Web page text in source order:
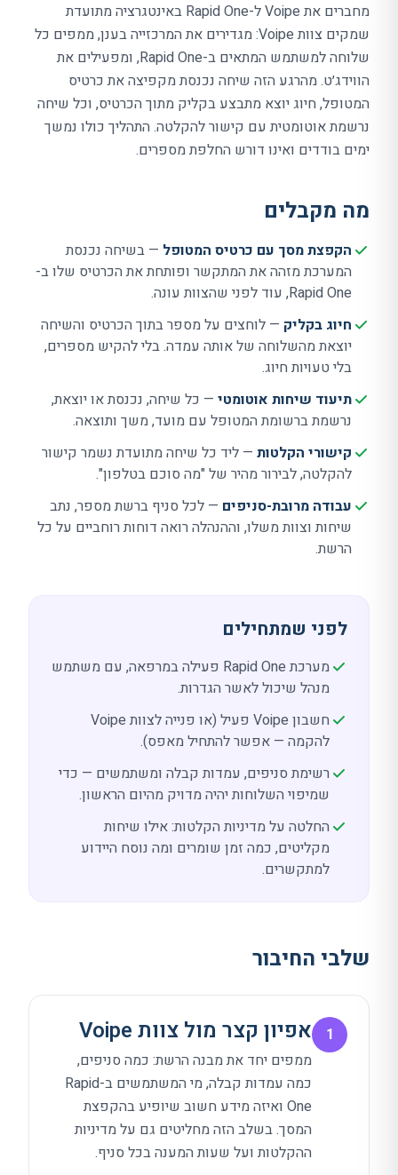
מחברים את Voipe ל- Rapid One באינטגרציה מתועדת
שמקים צוות Voipe: מגדירים את המרכזייה בענן, ממפים כל
שלוחה למשתמש המתאים ב-Rapid One, ומפעילים את
הווידג׳ט. מהרגע הזה שיחה נכנסת מקפיצה את כרטיס
המטופל, חיוג יוצא מתבצע בקליק מתוך הכרטיס, וכל שיחה
נרשמת אוטומטית עם קישור להקלטה. התהליך כולו נמשך
ימים בודדים ואינו דורש החלפת מספרים.
מה מקבלים
הקפצת מסך עם כרטיס המטופל — בשיחה נכנסת
המערכת מזהה את המתקשר ופותחת את הכרטיס שלו ב-
Rapid One, עוד לפני שהצוות עונה.
חיוג בקליק — לוחצים על מספר בתוך הכרטיס והשיחה
יוצאת מהשלוחה של אותה עמדה. בלי להקיש מספרים,
בלי טעויות חיוג.
תיעוד שיחות אוטומטי — כל שיחה, נכנסת או יוצאת,
נרשמת ברשומת המטופל עם מועד, משך ותוצאה.
קישורי הקלטות — ליד כל שיחה מתועדת נשמר קישור
להקלטה, לבירור מהיר של "מה סוכם בטלפון".
עבודה מרובת-סניפים — לכל סניף ברשת מספר, נתב
שיחות וצוות משלו, וההנהלה רואה דוחות רוחביים על כל
הרשת.
לפני שמתחילים
מערכת Rapid One פעילה במרפאה, עם משתמש
מנהל שיכול לאשר הגדרות.
חשבון Voipe פעיל (או פנייה לצוות Voipe
להקמה — אפשר להתחיל מאפס).
רשימת סניפים, עמדות קבלה ומשתמשים — כדי
שמיפוי השלוחות יהיה מדויק מהיום הראשון.
החלטה על מדיניות הקלטות: אילו שיחות
מקליטים, כמה זמן שומרים ומה נוסח היידוע
למתקשרים.
שלבי החיבור
1 אפיון קצר מול צוות Voipe
ממפים יחד את מבנה הרשת: כמה סניפים,
כמה עמדות קבלה, מי המשתמשים ב-Rapid
One ואיזה מידע חשוב שיופיע בהקפצת
המסך. בשלב הזה מחליטים גם על מדיניות
ההקלטות ועל שעות המענה בכל סניף.